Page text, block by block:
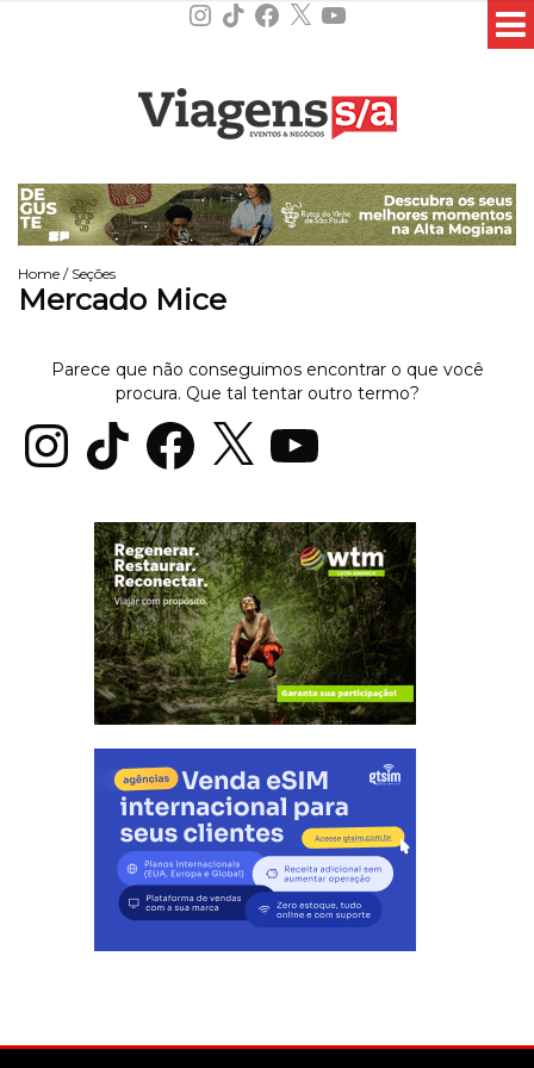
Instagram
TikTokFacebook
X YouTube
Home / Seções
Mercado Mice
Parece que não conseguimos encontrar o que você
procura. Que tal tentar outro termo?
InstagramTikTok Facebook
X YouTube